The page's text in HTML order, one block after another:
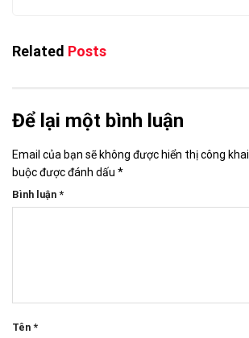
Related Posts
Để lại một bình luận
Email của bạn sẽ không được hiển thị công khai.
buộc được đánh dấu *
Bình luận *
Tên *